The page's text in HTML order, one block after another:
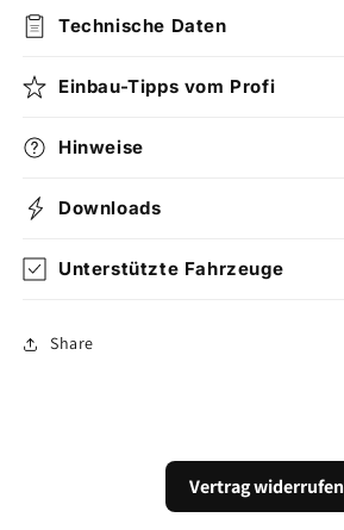
Technische Daten
Einbau-Tipps vom Profi
Hinweise
Downloads
Unterstützte Fahrzeuge
Share
Vertrag widerrufen